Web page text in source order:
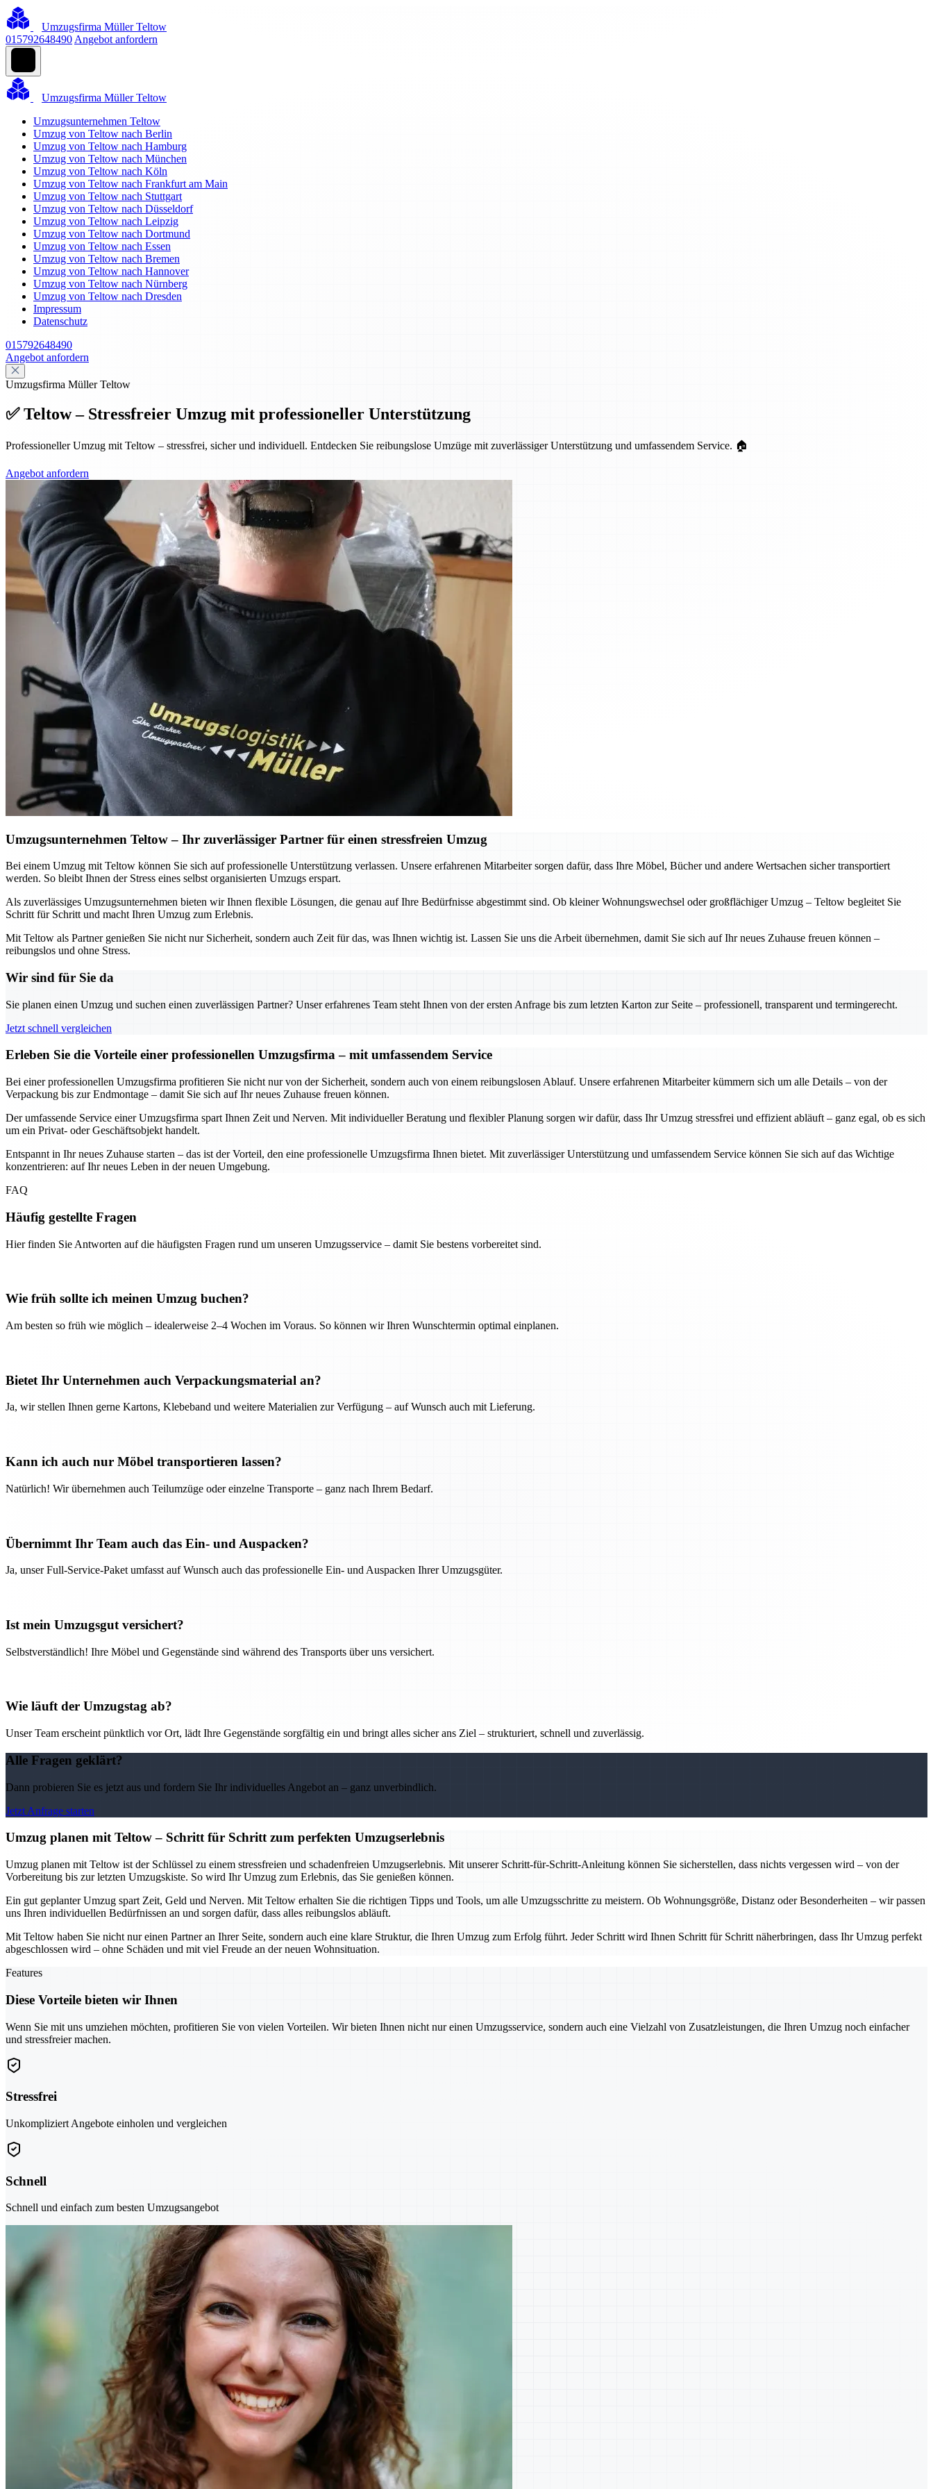
Umzugsfirma Müller Teltow
015792648490 Angebot anfordern
Umzugsfirma Müller Teltow
Umzugsunternehmen Teltow
Umzug von Teltow nach Berlin
Umzug von Teltow nach Hamburg
Umzug von Teltow nach München
Umzug von Teltow nach Köln
Umzug von Teltow nach Frankfurt am Main
Umzug von Teltow nach Stuttgart
Umzug von Teltow nach Düsseldorf
Umzug von Teltow nach Leipzig
Umzug von Teltow nach Dortmund
Umzug von Teltow nach Essen
Umzug von Teltow nach Bremen
Umzug von Teltow nach Hannover
Umzug von Teltow nach Nürnberg
Umzug von Teltow nach Dresden
Impressum
Datenschutz
015792648490
Angebot anfordern
Umzugsfirma Müller Teltow
✅ Teltow – Stressfreier Umzug mit professioneller Unterstützung
Professioneller Umzug mit Teltow – stressfrei, sicher und individuell. Entdecken Sie reibungslose Umzüge mit zuverlässiger Unterstützung und umfassendem Service. 🏠
Angebot anfordern
Umzugsunternehmen Teltow – Ihr zuverlässiger Partner für einen stressfreien Umzug
Bei einem Umzug mit Teltow können Sie sich auf professionelle Unterstützung verlassen. Unsere erfahrenen Mitarbeiter sorgen dafür, dass Ihre Möbel, Bücher und andere Wertsachen sicher transportiert
werden. So bleibt Ihnen der Stress eines selbst organisierten Umzugs erspart.
Als zuverlässiges Umzugsunternehmen bieten wir Ihnen flexible Lösungen, die genau auf Ihre Bedürfnisse abgestimmt sind. Ob kleiner Wohnungswechsel oder großflächiger Umzug – Teltow begleitet Sie
Schritt für Schritt und macht Ihren Umzug zum Erlebnis.
Mit Teltow als Partner genießen Sie nicht nur Sicherheit, sondern auch Zeit für das, was Ihnen wichtig ist. Lassen Sie uns die Arbeit übernehmen, damit Sie sich auf Ihr neues Zuhause freuen können –
reibungslos und ohne Stress.
Wir sind für Sie da
Sie planen einen Umzug und suchen einen zuverlässigen Partner? Unser erfahrenes Team steht Ihnen von der ersten Anfrage bis zum letzten Karton zur Seite – professionell, transparent und termingerecht.
Jetzt schnell vergleichen
Erleben Sie die Vorteile einer professionellen Umzugsfirma – mit umfassendem Service
Bei einer professionellen Umzugsfirma profitieren Sie nicht nur von der Sicherheit, sondern auch von einem reibungslosen Ablauf. Unsere erfahrenen Mitarbeiter kümmern sich um alle Details – von der
Verpackung bis zur Endmontage – damit Sie sich auf Ihr neues Zuhause freuen können.
Der umfassende Service einer Umzugsfirma spart Ihnen Zeit und Nerven. Mit individueller Beratung und flexibler Planung sorgen wir dafür, dass Ihr Umzug stressfrei und effizient abläuft – ganz egal, ob es sich
um ein Privat- oder Geschäftsobjekt handelt.
Entspannt in Ihr neues Zuhause starten – das ist der Vorteil, den eine professionelle Umzugsfirma Ihnen bietet. Mit zuverlässiger Unterstützung und umfassendem Service können Sie sich auf das Wichtige
konzentrieren: auf Ihr neues Leben in der neuen Umgebung.
FAQ
Häufig gestellte Fragen
Hier finden Sie Antworten auf die häufigsten Fragen rund um unseren Umzugsservice – damit Sie bestens vorbereitet sind.
Wie früh sollte ich meinen Umzug buchen?
Am besten so früh wie möglich – idealerweise 2–4 Wochen im Voraus. So können wir Ihren Wunschtermin optimal einplanen.
Bietet Ihr Unternehmen auch Verpackungsmaterial an?
Ja, wir stellen Ihnen gerne Kartons, Klebeband und weitere Materialien zur Verfügung – auf Wunsch auch mit Lieferung.
Kann ich auch nur Möbel transportieren lassen?
Natürlich! Wir übernehmen auch Teilumzüge oder einzelne Transporte – ganz nach Ihrem Bedarf.
Übernimmt Ihr Team auch das Ein- und Auspacken?
Ja, unser Full-Service-Paket umfasst auf Wunsch auch das professionelle Ein- und Auspacken Ihrer Umzugsgüter.
Ist mein Umzugsgut versichert?
Selbstverständlich! Ihre Möbel und Gegenstände sind während des Transports über uns versichert.
Wie läuft der Umzugstag ab?
Unser Team erscheint pünktlich vor Ort, lädt Ihre Gegenstände sorgfältig ein und bringt alles sicher ans Ziel – strukturiert, schnell und zuverlässig.
Alle Fragen geklärt?
Dann probieren Sie es jetzt aus und fordern Sie Ihr individuelles Angebot an – ganz unverbindlich.
Jetzt Anfrage starten
Umzug planen mit Teltow – Schritt für Schritt zum perfekten Umzugserlebnis
Umzug planen mit Teltow ist der Schlüssel zu einem stressfreien und schadenfreien Umzugserlebnis. Mit unserer Schritt-für-Schritt-Anleitung können Sie sicherstellen, dass nichts vergessen wird – von der
Vorbereitung bis zur letzten Umzugskiste. So wird Ihr Umzug zum Erlebnis, das Sie genießen können.
Ein gut geplanter Umzug spart Zeit, Geld und Nerven. Mit Teltow erhalten Sie die richtigen Tipps und Tools, um alle Umzugsschritte zu meistern. Ob Wohnungsgröße, Distanz oder Besonderheiten – wir passen
uns Ihren individuellen Bedürfnissen an und sorgen dafür, dass alles reibungslos abläuft.
Mit Teltow haben Sie nicht nur einen Partner an Ihrer Seite, sondern auch eine klare Struktur, die Ihren Umzug zum Erfolg führt. Jeder Schritt wird Ihnen Schritt für Schritt näherbringen, dass Ihr Umzug perfekt
abgeschlossen wird – ohne Schäden und mit viel Freude an der neuen Wohnsituation.
Features
Diese Vorteile bieten wir Ihnen
Wenn Sie mit uns umziehen möchten, profitieren Sie von vielen Vorteilen. Wir bieten Ihnen nicht nur einen Umzugsservice, sondern auch eine Vielzahl von Zusatzleistungen, die Ihren Umzug noch einfacher
und stressfreier machen.
Stressfrei
Unkompliziert Angebote einholen und vergleichen
Schnell
Schnell und einfach zum besten Umzugsangebot